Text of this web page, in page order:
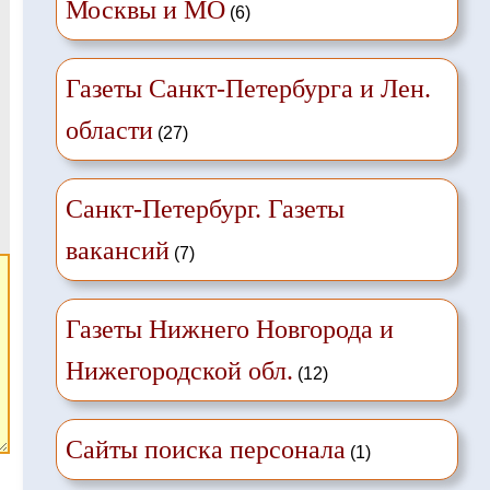
Москвы и МО(6)
Газеты Санкт-Петербурга и Лен.
области(27)
Санкт-Петербург. Газеты
вакансий(7)
Газеты Нижнего Новгорода и
Нижегородской обл. (12)
Сайты поиска персонала(1)